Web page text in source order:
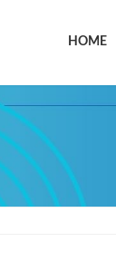
HOME